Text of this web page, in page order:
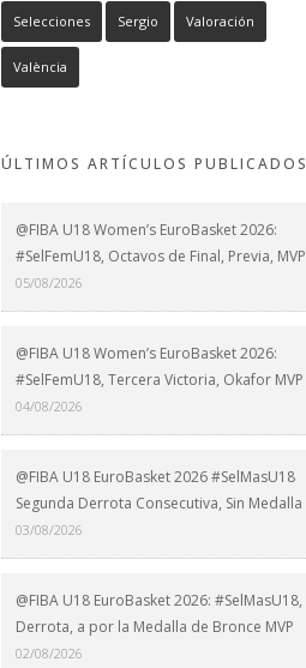
Selecciones Sergio Valoración
València
ÚLTIMOS ARTÍCULOS PUBLICADOS
@FIBA U18 Women’s EuroBasket 2026:
#SelFemU18, Octavos de Final, Previa, MVP
05/08/2026
@FIBA U18 Women’s EuroBasket 2026:
#SelFemU18, Tercera Victoria, Okafor MVP
04/08/2026
@FIBA U18 EuroBasket 2026 #SelMasU18
Segunda Derrota Consecutiva, Sin Medalla
03/08/2026
@FIBA U18 EuroBasket 2026: #SelMasU18,
Derrota, a por la Medalla de Bronce MVP
02/08/2026